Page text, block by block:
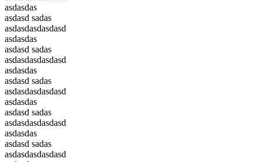
asdasdas
asdasd sadas
asdasdasdasdasd
asdasdas
asdasd sadas
asdasdasdasdasd
asdasdas
asdasd sadas
asdasdasdasdasd
asdasdas
asdasd sadas
asdasdasdasdasd
asdasdas
asdasd sadas
asdasdasdasdasd